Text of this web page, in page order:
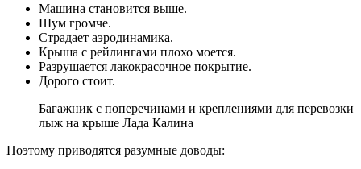
Машина становится выше.
Шум громче.
Страдает аэродинамика.
Крыша с рейлингами плохо моется.
Разрушается лакокрасочное покрытие.
Дорого стоит.
Багажник с поперечинами и креплениями для перевозки
лыж на крыше Лада Калина
Поэтому приводятся разумные доводы: